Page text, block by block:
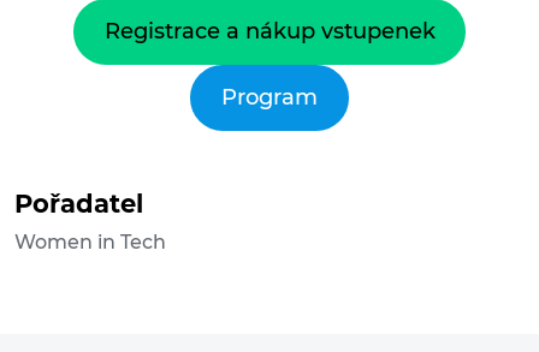
Registrace a nákup vstupenek
Program
Pořadatel
Women in Tech